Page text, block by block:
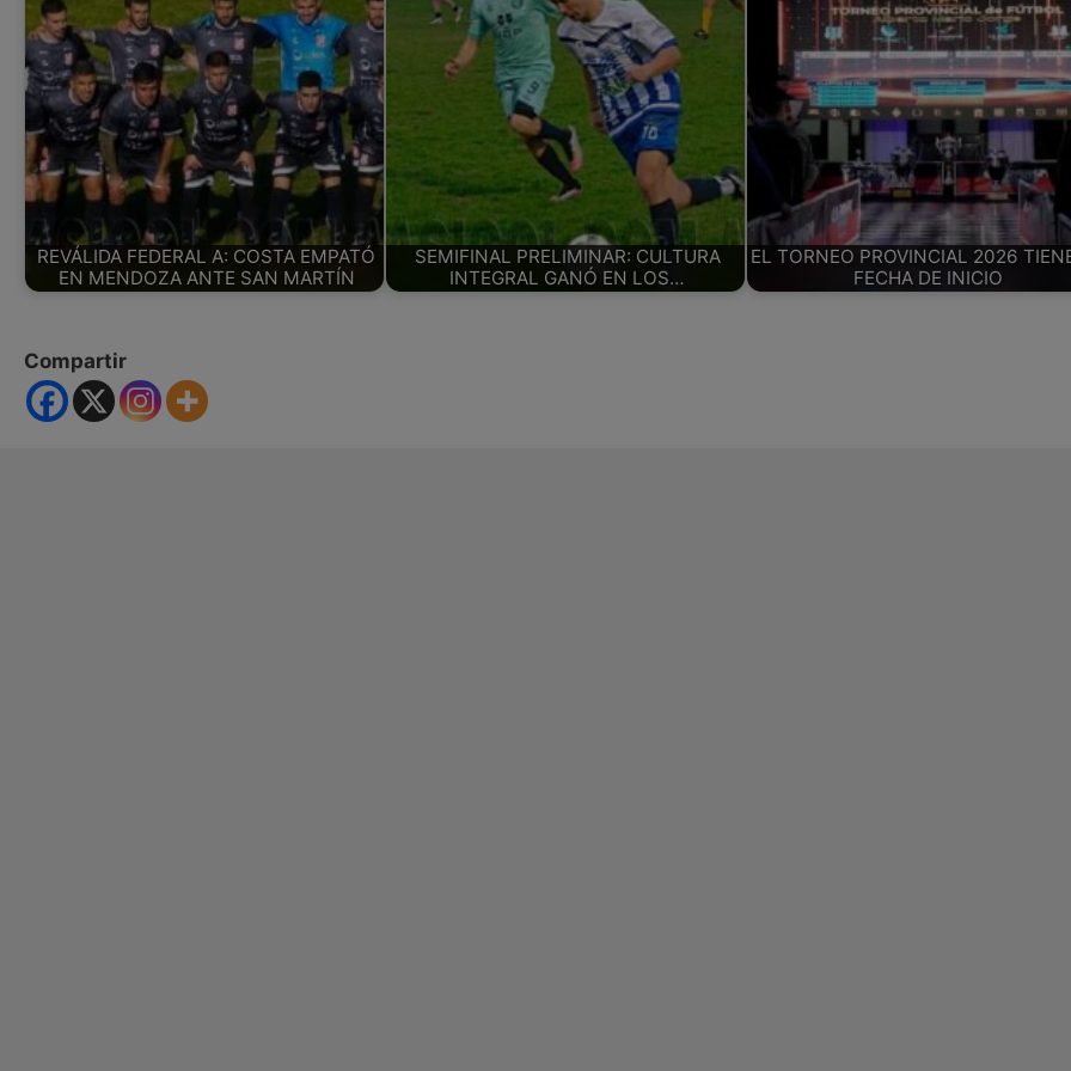
REVÁLIDA FEDERAL A: COSTA EMPATÓ
EN MENDOZA ANTE SAN MARTÍN
SEMIFINAL PRELIMINAR: CULTURA
INTEGRAL GANÓ EN LOS…
EL TORNEO PROVINCIAL 2026
FECHA DE INICIO
Compartir